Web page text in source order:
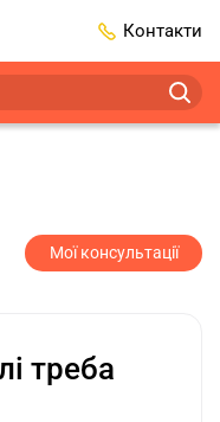
Контакти
2️⃣0️⃣2️⃣7️⃣ Усі
Мої консультації
треба